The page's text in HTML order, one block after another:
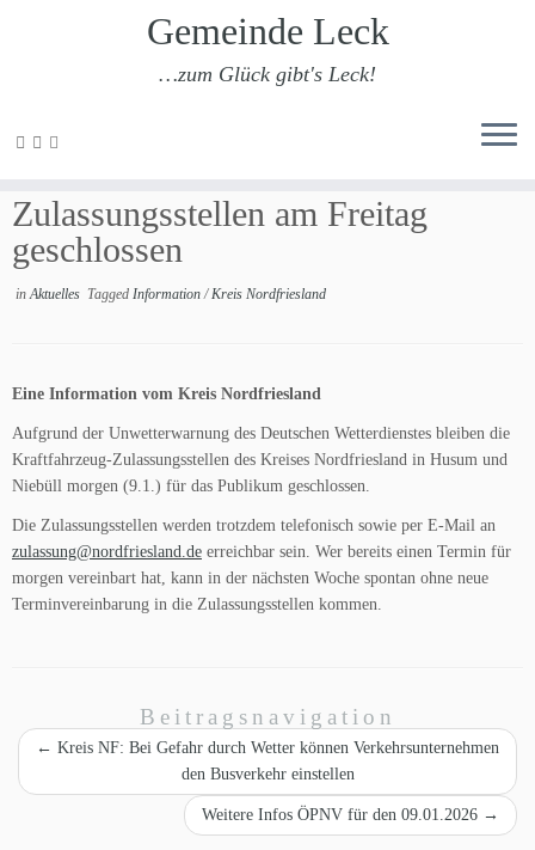
Zum
Gemeinde Leck
…zum Glück gibt's Leck!
Zulassungsstellen am Freitag
geschlossen
inAktuelles Tagged Information/Kreis Nordfriesland
Eine Information vom Kreis Nordfriesland
Aufgrund der Unwetterwarnung des Deutschen Wetterdienstes bleiben die
Kraftfahrzeug-Zulassungsstellen des Kreises Nordfriesland in Husum und
Niebüll morgen (9.1.) für das Publikum geschlossen.
Die Zulassungsstellen werden trotzdem telefonisch sowie per E-Mail an
zulassung@nordfriesland.de erreichbar sein. Wer bereits einen Termin für
morgen vereinbart hat, kann in der nächsten Woche spontan ohne neue
Terminvereinbarung in die Zulassungsstellen kommen.
Beitragsnavigation
← Kreis NF: Bei Gefahr durch Wetter können Verkehrsunternehmen
den Busverkehr einstellen
Weitere Infos ÖPNV für den 09.01.2026 →